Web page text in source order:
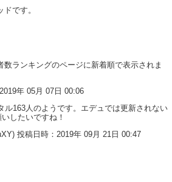
です。
ランキングのページに新着順で表示されま
年 05月 07日 00:06
ル163人のようです。エデュでは更新されない
したいですね！
投稿日時：2019年 09月 21日 00:47